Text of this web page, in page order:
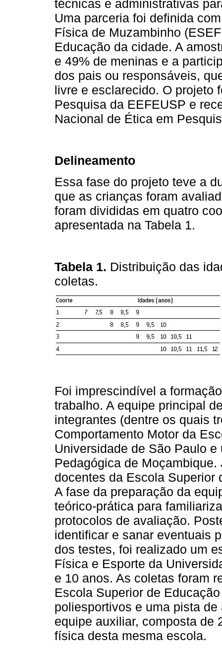
técnicas e administrativas
Uma parceria foi definida
Física de Muzambinho
Educação da cidade. A
e 49% de meninas e a
dos pais ou responsáveis,
livre e esclarecido. O projeto
Pesquisa da EEFEUSP e
Nacional de Ética em
Delineamento
Essa fase do projeto teve a
que as crianças foram
foram divididas em quatro
apresentada na Tabela 1.
Tabela 1. Distribuição das
coletas.
Foi imprescindível a
trabalho. A equipe principal
integrantes (dentre os quais
Comportamento Motor da
Universidade de São Paulo
Pedagógica de
docentes da Escola Superior
A fase da preparação da
teórico-prática para
protocolos de avaliação.
identificar e sanar eventuais
dos testes, foi realizado um
Física e Esporte da
e 10 anos. As coletas foram
Escola Superior de
poliesportivos e uma pista
equipe auxiliar, composta de
física desta mesma escola.